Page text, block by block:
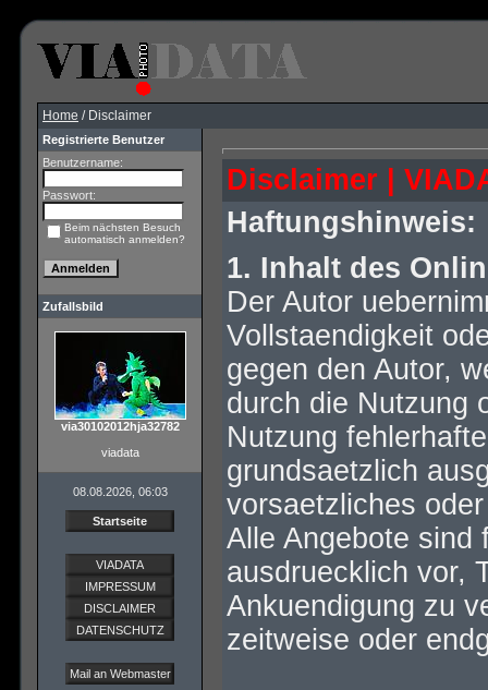
Home / Disclaimer
Registrierte Benutzer
Benutzername:
Passwort:
Beim nächsten Besuch
automatisch anmelden?
Zufallsbild
via30102012hja32782
viadata
08.08.2026, 06:03
Startseite
VIADATA
IMPRESSUM
DISCLAIMER
DATENSCHUTZ
Mail an Webmaster
Disclaimer |
Haftungshinweis:
1. Inhalt des
Der Autor
Vollstaendigkeit
gegen den Autor,
durch die Nutzung
Nutzung
grundsaetzlich
vorsaetzliches
Alle Angebote sind
ausdruecklich vor,
Ankuendigung zu
zeitweise oder